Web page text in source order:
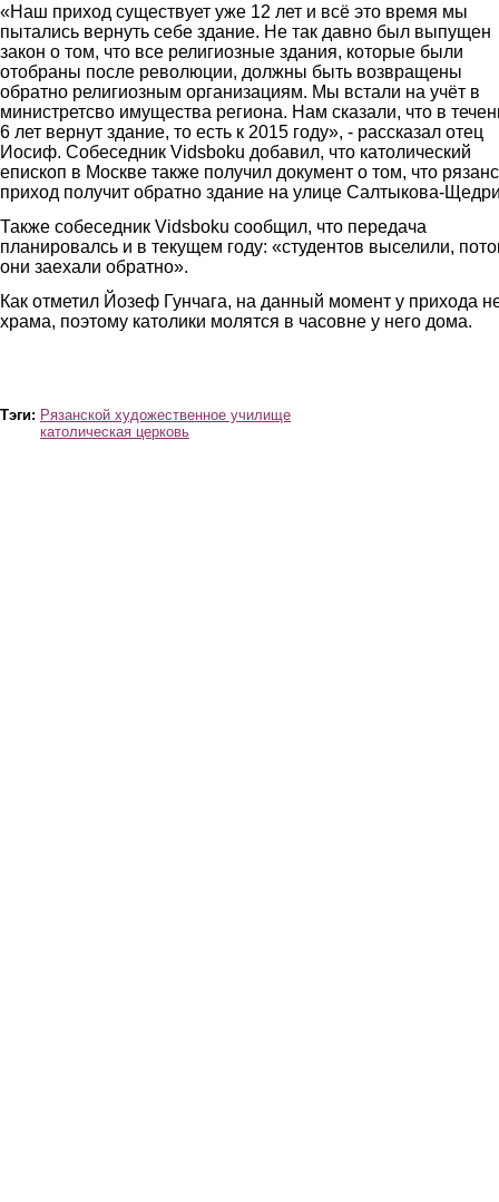
«Наш приход существует уже 12 лет и всё это время мы
пытались вернуть себе здание. Не так давно был выпущен
закон о том, что все религиозные здания, которые были
отобраны после революции, должны быть возвращены
обратно религиозным организациям. Мы встали на учёт в
министретсво имущества региона. Нам сказали, что в
6 лет вернут здание, то есть к 2015 году», - рассказал отец
Иосиф. Собеседник Vidsboku добавил, что католический
епископ в Москве также получил документ о том, что
приход получит обратно здание на улице Салтыкова-
Также собеседник Vidsboku сообщил, что передача
планировалсь и в текущем году: «студентов выселили,
они заехали обратно».
Как отметил Йозеф Гунчага, на данный момент у прихода
храма, поэтому католики молятся в часовне у него дома.
Тэги: Рязанской художественное училище
католическая церковь